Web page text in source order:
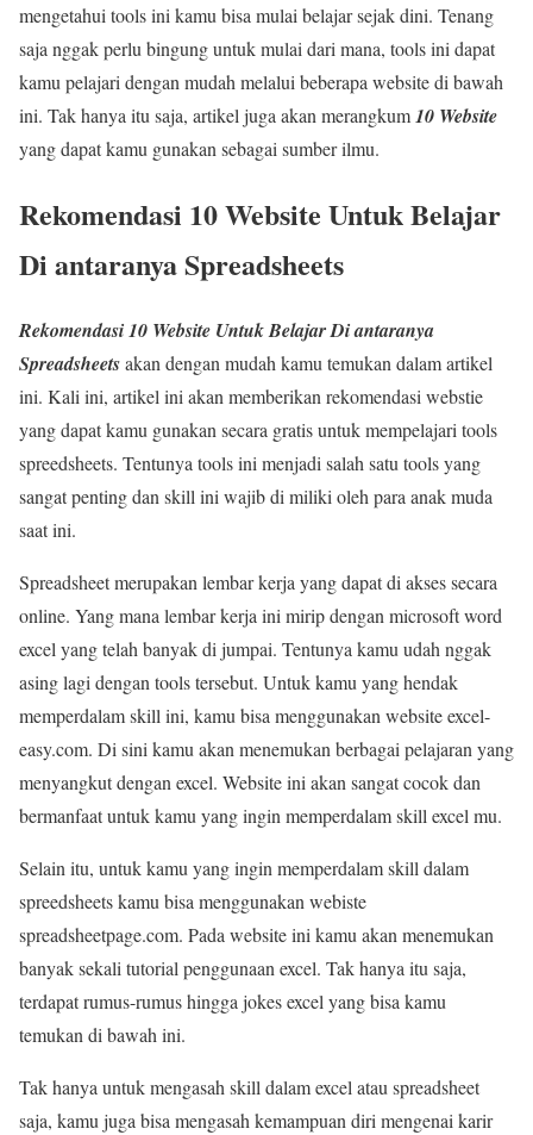
mengetahui tools ini kamu bisa mulai belajar sejak dini. Tenang
saja nggak perlu bingung untuk mulai dari mana, tools ini dapat
kamu pelajari dengan mudah melalui beberapa website di bawah
ini. Tak hanya itu saja, artikel juga akan merangkum10 Website
yang dapat kamu gunakan sebagai sumber ilmu.
Rekomendasi 10 Website Untuk Belajar
Di antaranya Spreadsheets
Rekomendasi 10 Website Untuk Belajar Di antaranya
Spreadsheetsakan dengan mudah kamu temukan dalam artikel
ini. Kali ini, artikel ini akan memberikan rekomendasi webstie
yang dapat kamu gunakan secara gratis untuk mempelajari tools
spreedsheets. Tentunya tools ini menjadi salah satu tools yang
sangat penting dan skill ini wajib di miliki oleh para anak muda
saat ini.
Spreadsheet merupakan lembar kerja yang dapat di akses secara
online. Yang mana lembar kerja ini mirip dengan microsoft word
excel yang telah banyak di jumpai. Tentunya kamu udah nggak
asing lagi dengan tools tersebut. Untuk kamu yang hendak
memperdalam skill ini, kamu bisa menggunakan website excel-
easy.com. Di sini kamu akan menemukan berbagai pelajaran yang
menyangkut dengan excel. Website ini akan sangat cocok dan
bermanfaat untuk kamu yang ingin memperdalam skill excel mu.
Selain itu, untuk kamu yang ingin memperdalam skill dalam
spreedsheets kamu bisa menggunakan webiste
spreadsheetpage.com. Pada website ini kamu akan menemukan
banyak sekali tutorial penggunaan excel. Tak hanya itu saja,
terdapat rumus-rumus hingga jokes excel yang bisa kamu
temukan di bawah ini.
Tak hanya untuk mengasah skill dalam excel atau spreadsheet
saja, kamu juga bisa mengasah kemampuan diri mengenai karir